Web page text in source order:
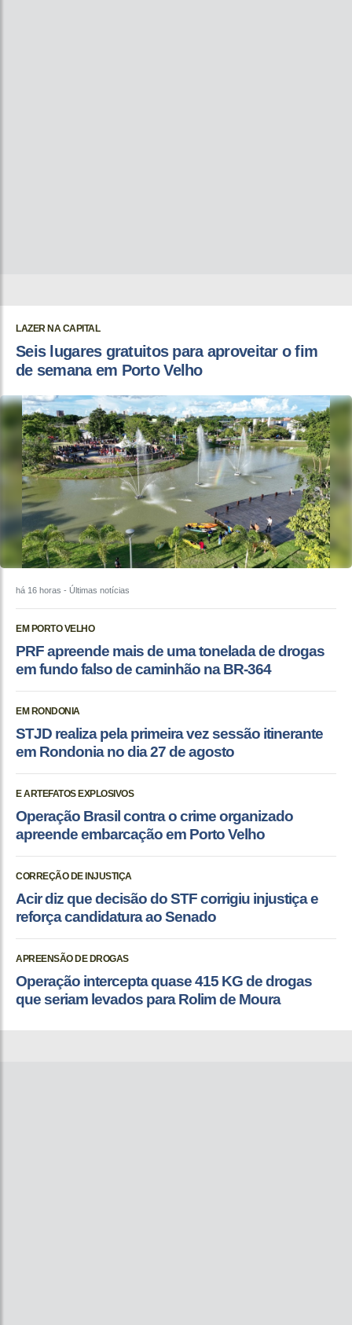
LAZER NA CAPITAL
Seis lugares gratuitos para aproveitar o fim
de semana em Porto Velho
há 16 horas - Últimas notícias
EM PORTO VELHO
PRF apreende mais de uma tonelada de drogas
em fundo falso de caminhão na BR-364
EM RONDONIA
STJD realiza pela primeira vez sessão itinerante
em Rondonia no dia 27 de agosto
E ARTEFATOS EXPLOSIVOS
Operação Brasil contra o crime organizado
apreende embarcação em Porto Velho
CORREÇÃO DE INJUSTIÇA
Acir diz que decisão do STF corrigiu injustiça e
reforça candidatura ao Senado
APREENSÃO DE DROGAS
Operação intercepta quase 415 KG de drogas
que seriam levados para Rolim de Moura